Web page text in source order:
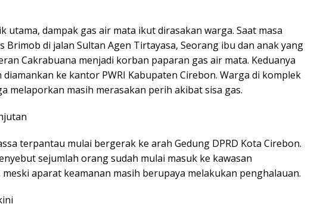
utama, dampak gas air mata ikut dirasakan warga. Saat masa
Brimob di jalan Sultan Agen Tirtayasa, Seorang ibu dan anak yang
Cakrabuana menjadi korban paparan gas air mata. Keduanya
diamankan ke kantor PWRI Kabupaten Cirebon. Warga di komplek
melaporkan masih merasakan perih akibat sisa gas.
terpantau mulai bergerak ke arah Gedung DPRD Kota Cirebon.
sejumlah orang sudah mulai masuk ke kawasan
aparat keamanan masih berupaya melakukan penghalauan.